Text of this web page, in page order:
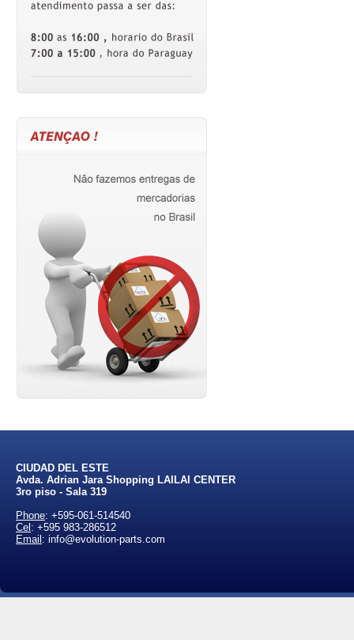
CIUDAD DEL ESTE
Avda. Adrian Jara Shopping LAILAI CENTER
3ro piso - Sala 319
Phone: +595-061-514540
Cel : +595 983-286512
Email : info@evolution-parts.com